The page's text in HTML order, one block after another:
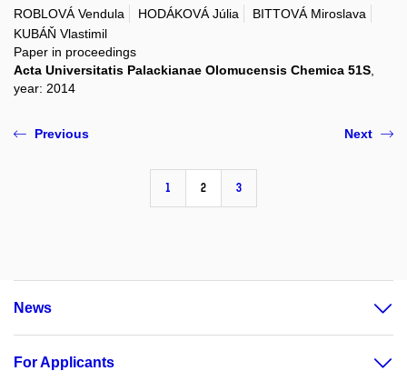
ROBLOVÁ Vendula HODÁKOVÁ Júlia
BITTOVÁ Miroslava
KUBÁŇ Vlastimil
Paper in proceedings
Acta Universitatis Palackianae Olomucensis Chemica 51S
year: 2014
Previous
1 2 3
Next
News
For Applicants